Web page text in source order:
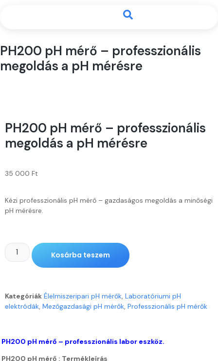
PH200 pH mérő – professzionális
megoldás a pH mérésre
PH200 pH mérő – professzionális
megoldás a pH mérésre
35 000 Ft
Kézi professzionális pH mérő – gazdaságos megoldás a minőségi
pH mérésre.
Kosárba teszem
Kategóriák Élelmiszeripari pH mérők, Laboratóriumi pH
elektródák, Mezőgazdasági pH mérők, Professzionális pH mérők
PH200 pH mérő – professzionális labor eszköz.
PH200 pH mérő : Termékleírás